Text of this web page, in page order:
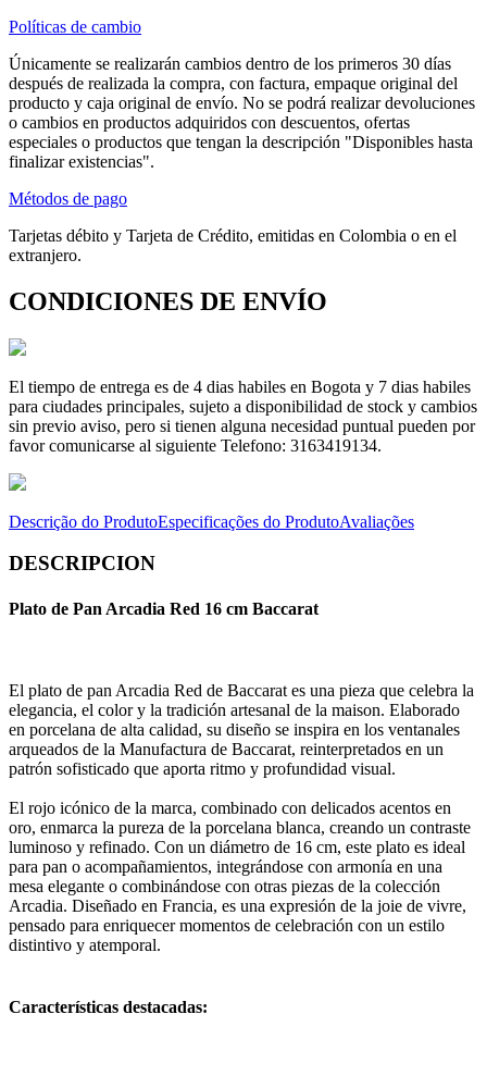
Políticas de cambio
Únicamente se realizarán cambios dentro de los primeros 30 días
después de realizada la compra, con factura, empaque original del
producto y caja original de envío. No se podrá realizar devoluciones
o cambios en productos adquiridos con descuentos, ofertas
especiales o productos que tengan la descripción "Disponibles hasta
finalizar existencias".
Métodos de pago
Tarjetas débito y Tarjeta de Crédito, emitidas en Colombia o en el
extranjero.
CONDICIONES DE ENVÍO
El tiempo de entrega es de 4 dias habiles en Bogota y 7 dias habiles
para ciudades principales, sujeto a disponibilidad de stock y cambios
sin previo aviso, pero si tienen alguna necesidad puntual pueden por
favor comunicarse al siguiente Telefono: 3163419134.
Descrição do ProdutoEspecificações do ProdutoAvaliações
DESCRIPCION
Plato de Pan Arcadia Red 16 cm Baccarat
El plato de pan Arcadia Red de Baccarat es una pieza que celebra la
elegancia, el color y la tradición artesanal de la maison. Elaborado
en porcelana de alta calidad, su diseño se inspira en los ventanales
arqueados de la Manufactura de Baccarat, reinterpretados en un
patrón sofisticado que aporta ritmo y profundidad visual.
El rojo icónico de la marca, combinado con delicados acentos en
oro, enmarca la pureza de la porcelana blanca, creando un contraste
luminoso y refinado. Con un diámetro de 16 cm, este plato es ideal
para pan o acompañamientos, integrándose con armonía en una
mesa elegante o combinándose con otras piezas de la colección
Arcadia. Diseñado en Francia, es una expresión de la joie de vivre,
pensado para enriquecer momentos de celebración con un estilo
distintivo y atemporal.
Características destacadas: